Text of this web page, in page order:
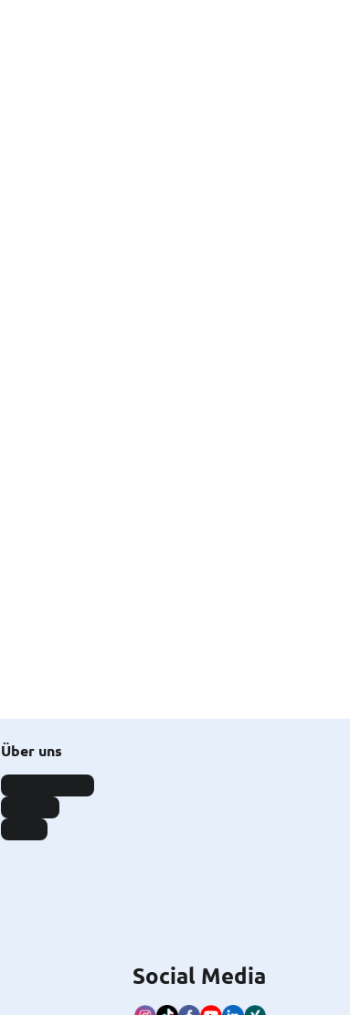
Über uns
Unternehmen
Karriere
Presse
Social Media